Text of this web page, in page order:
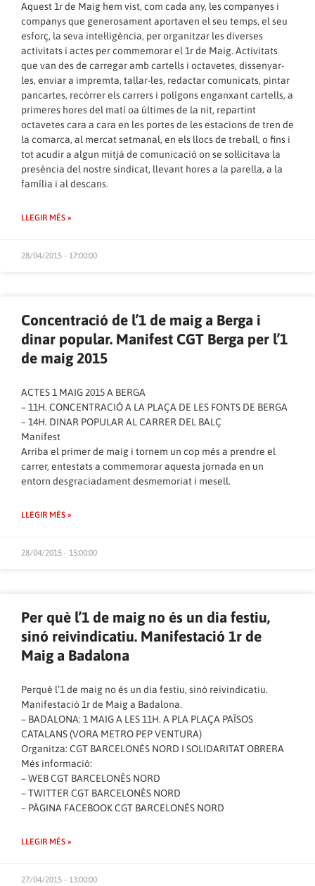
Aquest 1r de Maig hem vist, com cada any, les companyes i
companys que generosament aportaven el seu temps, el seu
esforç, la seva intel·ligència, per organitzar les diverses
activitats i actes per commemorar el 1r de Maig. Activitats
que van des de carregar amb cartells i octavetes, dissenyar-
les, enviar a impremta, tallar-les, redactar comunicats, pintar
pancartes, recórrer els carrers i polígons enganxant cartells, a
primeres hores del matí oa últimes de la nit, repartint
octavetes cara a cara en les portes de les estacions de tren de
la comarca, al mercat setmanal, en els llocs de treball, o fins i
tot acudir a algun mitjà de comunicació on se sol·licitava la
presència del nostre sindicat, llevant hores a la parella, a la
família i al descans.
LLEGIR MÉS »
28/04/2015 - 17:00:00
Concentració de l’1 de maig a Berga i
dinar popular. Manifest CGT Berga per l’1
de maig 2015
ACTES 1 MAIG 2015 A BERGA
– 11H. CONCENTRACIÓ A LA PLAÇA DE LES FONTS DE BERGA
– 14H. DINAR POPULAR AL CARRER DEL BALÇ
Manifest
Arriba el primer de maig i tornem un cop més a prendre el
carrer, entestats a commemorar aquesta jornada en un
entorn desgraciadament desmemoriat i mesell.
LLEGIR MÉS »
28/04/2015 - 15:00:00
Per què l’1 de maig no és un dia festiu,
sinó reivindicatiu. Manifestació 1r de
Maig a Badalona
Perquè l’1 de maig no és un dia festiu, sinó reivindicatiu.
Manifestació 1r de Maig a Badalona.
– BADALONA: 1 MAIG A LES 11H. A PLA PLAÇA PAÏSOS
CATALANS (VORA METRO PEP VENTURA)
Organitza: CGT BARCELONÈS NORD I SOLIDARITAT OBRERA
Més informació:
–WEB CGT BARCELONÈS NORD
–TWITTER CGT BARCELONÈS NORD
– PÀGINA FACEBOOK CGT BARCELONÈS NORD
LLEGIR MÉS »
27/04/2015 - 13:00:00